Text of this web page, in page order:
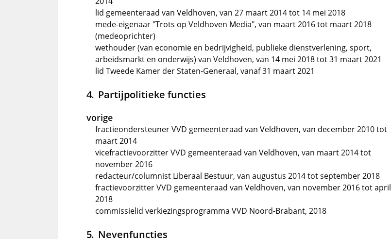
lid gemeenteraad van Veldhoven, van 27 maart 2014 tot 14 mei 2018
mede-eigenaar "Trots op Veldhoven Media", van maart 2016 tot maart 2018
(medeoprichter)
wethouder (van economie en bedrijvigheid, publieke dienstverlening, sport,
arbeidsmarkt en onderwijs) van Veldhoven, van 14 mei 2018 tot 31 maart 2021
lid Tweede Kamer der Staten-Generaal, vanaf 31 maart 2021
Partijpolitieke functies
vorige
fractieondersteuner VVD gemeenteraad van Veldhoven, van december 2010 tot
maart 2014
vicefractievoorzitter VVD gemeenteraad van Veldhoven, van maart 2014 tot
november 2016
redacteur/columnist Liberaal Bestuur, van augustus 2014 tot september 2018
fractievoorzitter VVD gemeenteraad van Veldhoven, van november 2016 tot april
2018
commissielid verkiezingsprogramma VVD Noord-Brabant, 2018
Nevenfuncties